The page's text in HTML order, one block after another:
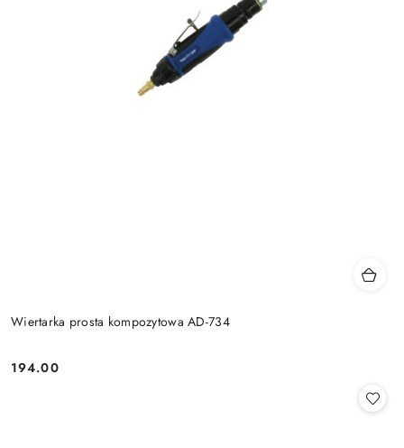
Wiertarka prosta kompozytowa AD-734
Cena:
194.00